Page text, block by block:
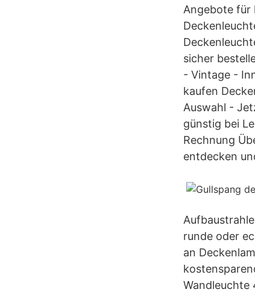
Angebote für
sicher
- Vintage -
kaufen
Auswahl -
günstig bei
Rechnung
entdecken
runde oder
an
Wandleuchte